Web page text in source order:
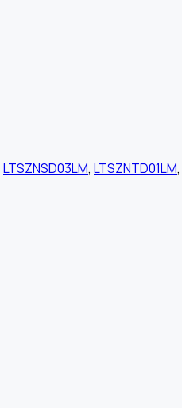
LTSZNSD03LM, LTSZNTD01LM,